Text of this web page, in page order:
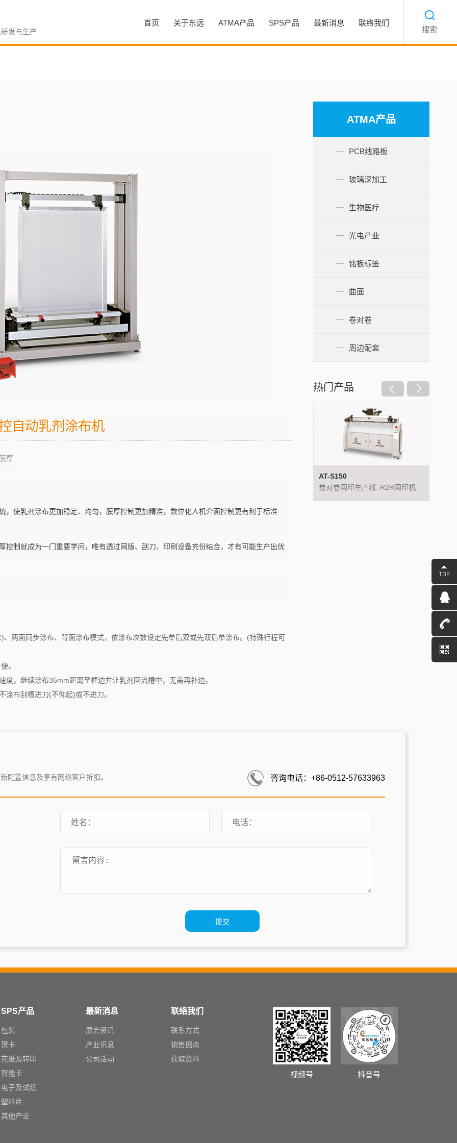
发与生产 搜索
首页 关于东远 ATMA产品 SPS产品 最新消息 联络我们
自动乳剂涂布机
厚
使乳剂涂布更加稳定、均匀，膜厚控制更加精准，数位化人机介面控制更有利于标准
制就成为一门重要学问，唯有透过网版、刮刀、印刷设备充份结合，才有可能生产出优
两面同步涂布、背面涂布模式，依涂布次数设定先单后双或先双后单涂布。(特殊行程可
。
，继续涂布35mm距离至框边并让乳剂回流槽中，无需再补边。
布刮槽进刀(不仰起)或不进刀。
ATMA产品
PCB线路板
玻璃深加工
生物医疗
光电产业
铭板标签
曲面
卷对卷
周边配套
热门产品
AT-S150
卷对卷网印生产线. R2R网印机
配置信息及享有网络客户折扣。 咨询电话：+86-0512-57633963
SPS产品
包装
贺卡
花纸及转印
智能卡
电子及试纸
塑料片
其他产业
最新消息
展会资讯
产业讯息
公司活动
联络我们
联系方式
销售据点
获取资料
视频号 抖音号